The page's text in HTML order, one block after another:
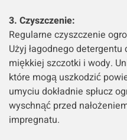
3. Czyszczenie:
Regularne czyszczenie
Użyj łagodnego
miękkiej szczotki i wody.
które mogą uszkodzić
umyciu dokładnie spłucz
wyschnąć przed
impregnatu.